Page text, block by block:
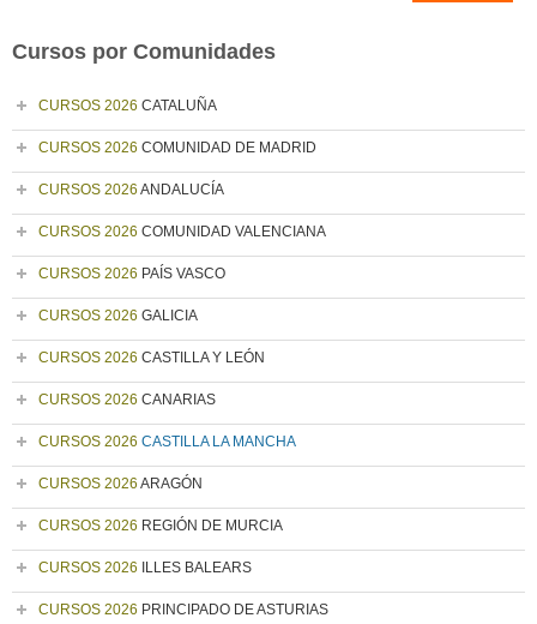
Cursos por Comunidades
CURSOS 2026 CATALUÑA
CURSOS 2026 COMUNIDAD DE MADRID
CURSOS 2026 ANDALUCÍA
CURSOS 2026 COMUNIDAD VALENCIANA
CURSOS 2026 PAÍS VASCO
CURSOS 2026 GALICIA
CURSOS 2026 CASTILLA Y LEÓN
CURSOS 2026 CANARIAS
CURSOS 2026 CASTILLA LA MANCHA
CURSOS 2026 ARAGÓN
CURSOS 2026 REGIÓN DE MURCIA
CURSOS 2026 ILLES BALEARS
CURSOS 2026 PRINCIPADO DE ASTURIAS